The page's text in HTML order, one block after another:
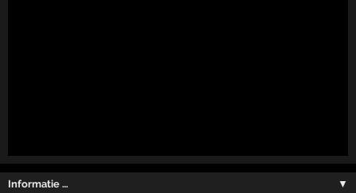
Informatie … ▼